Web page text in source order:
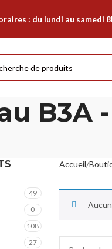
: du lundi au samedi
B3A
49
0
108
27
Accueil